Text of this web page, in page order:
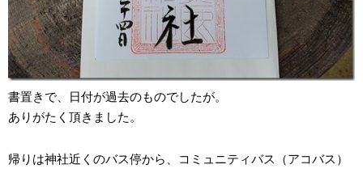
書置きで、日付が過去のものでしたが。
ありがたく頂きました。
帰りは神社近くのバス停から、コミュニティバス（アコバス）